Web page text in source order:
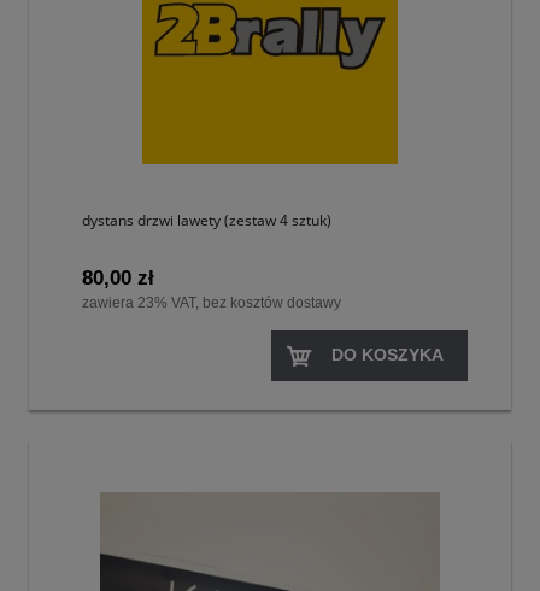
dystans drzwi lawety (zestaw 4 sztuk)
80,00 zł
zawiera 23% VAT, bez kosztów dostawy
DO KOSZYKA